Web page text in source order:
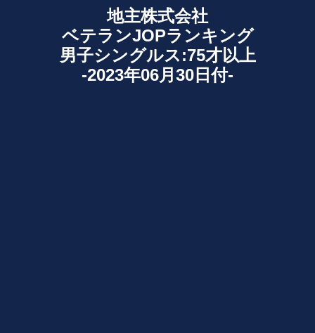
地主株式会社
ベテランJOPランキング
男子シングルス:75才以上
-2023年06月30日付-